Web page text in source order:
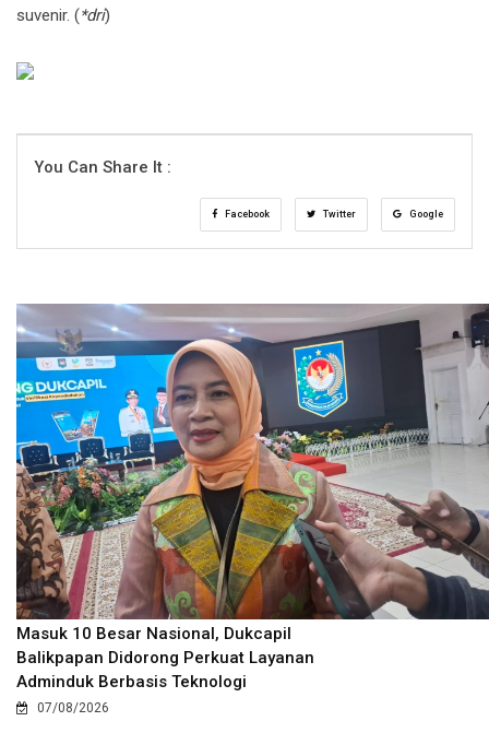
suvenir. (*dri)
You Can Share It :
Facebook Twitter Google
Masuk 10 Besar Nasional, Dukcapil
Balikpapan Didorong Perkuat Layanan
Adminduk Berbasis Teknologi
07/08/2026